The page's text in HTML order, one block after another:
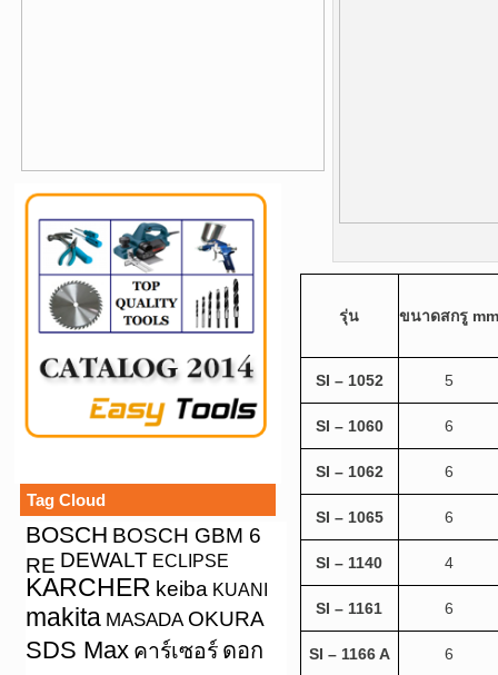
Tag Cloud
BOSCH BOSCH GBM 6
RE DEWALT ECLIPSE
KARCHER keiba KUANI
makita MASADA OKURA
SDS Max คาร์เซอร์ ดอก
รุ่น ขนาดสกรู
SI – 1052 5
SI – 1060 6
SI – 1062 6
SI – 1065 6
SI – 1140 4
SI – 1161 6
SI – 1166 A 6